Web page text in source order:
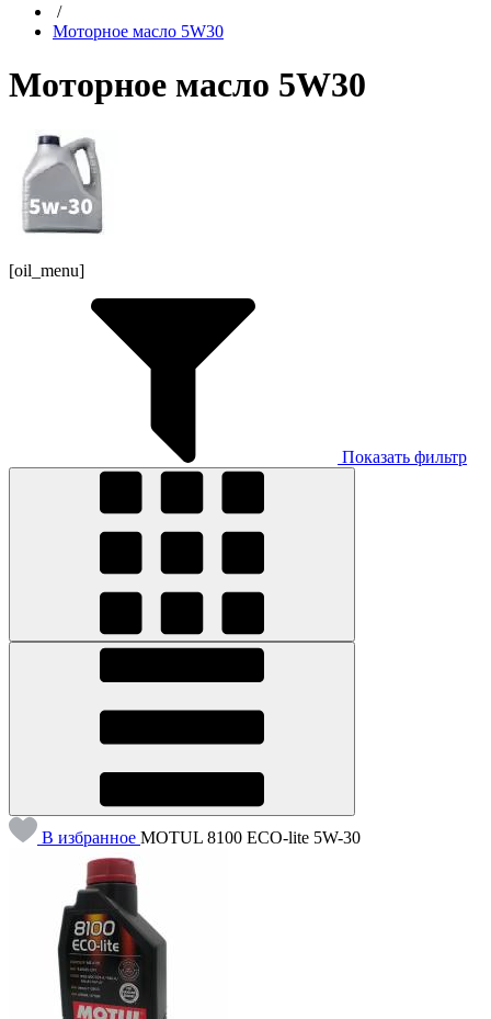
/
Моторное масло 5W30
Моторное масло 5W30
[oil_menu]
Показать фильтр
В избранное MOTUL 8100 ECO-lite 5W-30